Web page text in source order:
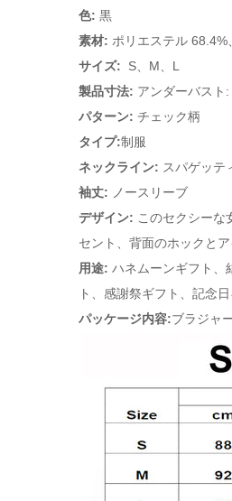
色: 黒
素材: ポリエステル
サイズ:
S、M、L
製品寸法: アンダーバスト
パターン: チェック柄
タイプ:制服
ネックライン: スパゲッテ
袖丈: ノースリーブ
デザイン: このセクシーな
セント、背面のホックと
用途: ハネムーンギフト、
ト、感謝祭ギフト、記念
パッケージ内容:ブラジャ